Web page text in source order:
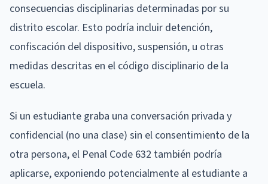
consecuencias disciplinarias determinadas por su
distrito escolar. Esto podría incluir detención,
confiscación del dispositivo, suspensión, u otras
medidas descritas en el código disciplinario de la
escuela.
Si un estudiante graba una conversación privada y
confidencial (no una clase) sin el consentimiento de la
otra persona, el Penal Code 632 también podría
aplicarse, exponiendo potencialmente al estudiante a